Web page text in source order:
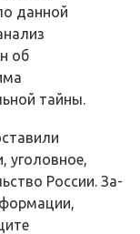
данной
об
тайны.
уголовное,
России. За­